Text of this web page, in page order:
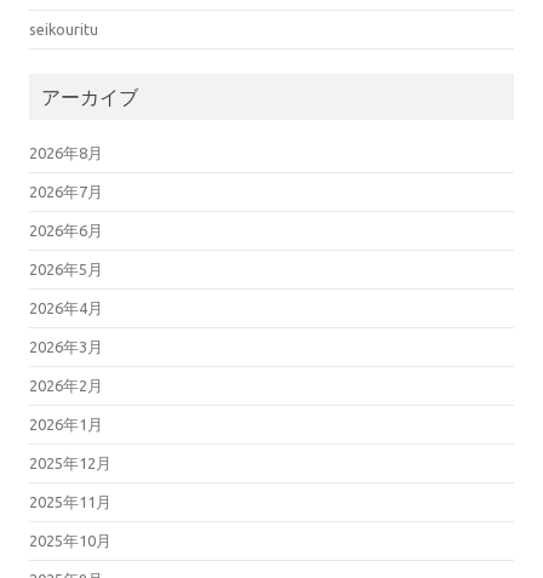
seikouritu
アーカイブ
2026年8月
2026年7月
2026年6月
2026年5月
2026年4月
2026年3月
2026年2月
2026年1月
2025年12月
2025年11月
2025年10月